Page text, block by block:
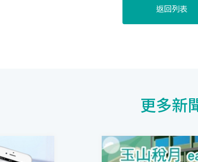
返回列表
更多新